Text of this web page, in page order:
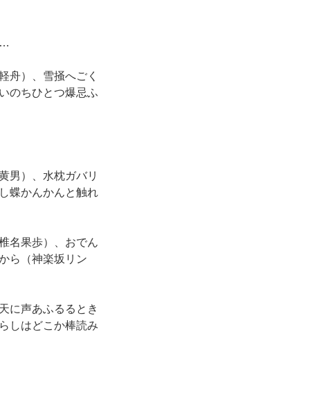
舟）、雪掻へごく
のちひとつ爆忌ふ
男）、水枕ガバリ
蝶かんかんと触れ
名果歩）、おでん
ら（神楽坂リン
に声あふるるとき
しはどこか棒読み